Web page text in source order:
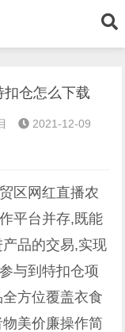
仓怎么下载
2021-12-09
区网红直播农
平台并存,既能
品的交易,实现
与到特扣仓项
方位覆盖衣食
美价廉操作简